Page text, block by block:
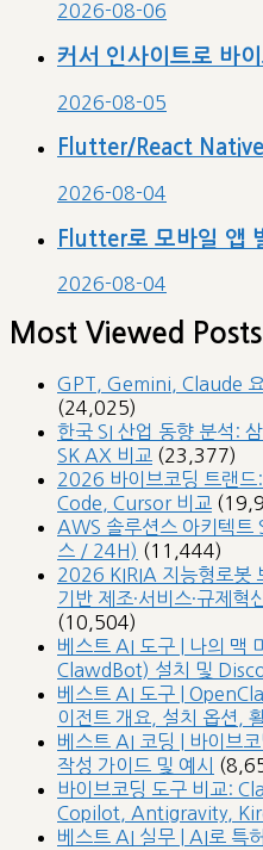
2026-08-06
커서 인사이트로 바
2026-08-05
Flutter/React
2026-08-04
Flutter로 모바일 앱
2026-08-04
Most Viewed Posts
GPT, Gemini, Claude
(24,025)
한국 SI 산업 동향 분석:
SK AX 비교 (23,377)
2026 바이브코딩 트랜
Code, Cursor 비교
AWS 솔루션스 아키텍트
스 / 24H) (11,444)
2026 KIRIA 지능형로봇
기반 제조·서비스·규제혁
(10,504)
베스트 AI 도구 | 나의 맥
ClawdBot) 설치 및
베스트 AI 도구 |
이전트 개요, 설치 옵션,
베스트 AI 코딩 | 바이브
작성 가이드 및 예시
바이브코딩 도구 비교:
Copilot, Antigravity,
베스트 AI 실무 | AI로 특